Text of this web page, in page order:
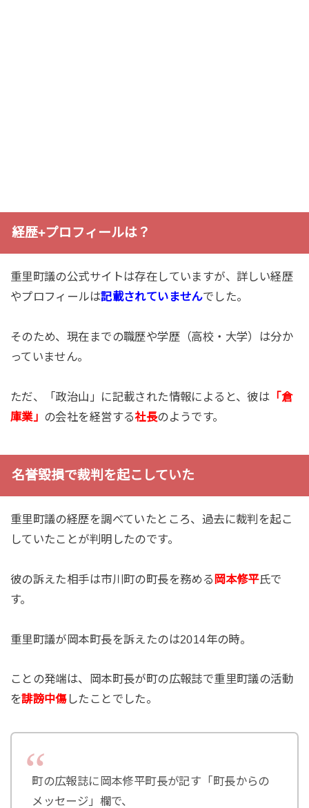
経歴+プロフィールは？
重里町議の公式サイトは存在していますが、詳しい経歴
やプロフィールは記載されていませんでした。
そのため、現在までの職歴や学歴（高校・大学）は分か
っていません。
ただ、「政治山」に記載された情報によると、彼は 「倉
庫業」 の会社を経営する社長のようです。
名誉毀損で裁判を起こしていた
重里町議の経歴を調べていたところ、過去に裁判を起こ
していたことが判明したのです。
彼の訴えた相手は市川町の町長を務める 岡本修平氏で
す。
重里町議が岡本町長を訴えたのは2014年の時。
ことの発端は、岡本町長が町の広報誌で重里町議の活動
を誹謗中傷したことでした。
町の広報誌に岡本修平町長が記す「町長からの
メッセージ」欄で、